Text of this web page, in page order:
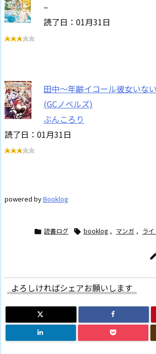
–
読了日：01月31日
田中～年齢イコール彼女いな
(GCノベルズ)
ぶんころり
読了日：01月31日
powered byBooklog
 読書ログ  booklog , マンガ , ラ
よろしければシェアお願いします